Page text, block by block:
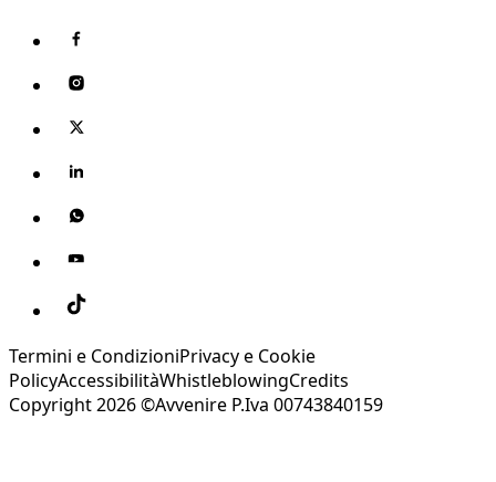
Termini e CondizioniPrivacy e Cookie
PolicyAccessibilitàWhistleblowingCredits
Copyright 2026 ©Avvenire P.Iva 00743840159